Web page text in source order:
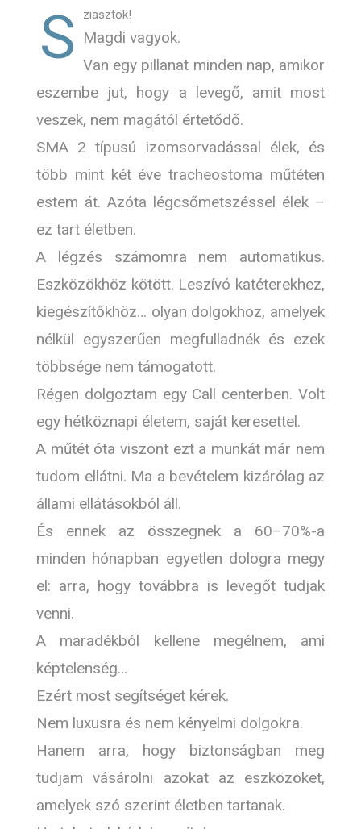
S ziasztok!
Magdi vagyok.
Van egy pillanat minden nap, amikor
eszembe jut, hogy a levegő, amit most
veszek, nem magától értetődő.
SMA 2 típusú izomsorvadással élek, és
több mint két éve tracheostoma műtéten
estem át. Azóta légcsőmetszéssel élek –
ez tart életben.
A légzés számomra nem automatikus.
Eszközökhöz kötött. Leszívó katéterekhez,
kiegészítőkhöz… olyan dolgokhoz, amelyek
nélkül egyszerűen megfulladnék és ezek
többsége nem támogatott.
Régen dolgoztam egy Call centerben. Volt
egy hétköznapi életem, saját keresettel.
A műtét óta viszont ezt a munkát már nem
tudom ellátni. Ma a bevételem kizárólag az
állami ellátásokból áll.
És ennek az összegnek a 60–70%-a
minden hónapban egyetlen dologra megy
el: arra, hogy továbbra is levegőt tudjak
venni.
A maradékból kellene megélnem, ami
képtelenség…
Ezért most segítséget kérek.
Nem luxusra és nem kényelmi dolgokra.
Hanem arra, hogy biztonságban meg
tudjam vásárolni azokat az eszközöket,
amelyek szó szerint életben tartanak.